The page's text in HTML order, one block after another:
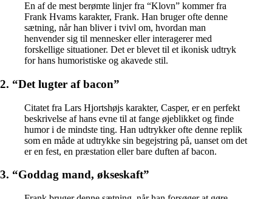
En af de mest berømte linjer fra “Klovn” kommer fra
Frank Hvams karakter, Frank. Han bruger ofte denne
sætning, når han bliver i tvivl om, hvordan man
henvender sig til mennesker eller interagerer med
forskellige situationer. Det er blevet til et ikonisk udtryk
for hans humoristiske og akavede stil.
2. “Det lugter af bacon”
Citatet fra Lars Hjortshøjs karakter, Casper, er en perfekt
beskrivelse af hans evne til at fange øjeblikket og finde
humor i de mindste ting. Han udtrykker ofte denne replik
som en måde at udtrykke sin begejstring på, uanset om det
er en fest, en præstation eller bare duften af bacon.
3. “Goddag mand, økseskaft”